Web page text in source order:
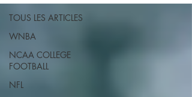
TOUS LES ARTICLES
WNBA
NCAA COLLEGE
FOOTBALL
NFL